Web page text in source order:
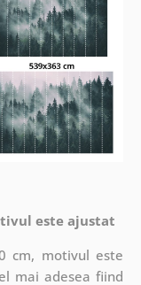
este ajustat
cm, motivul este
mai adesea fiind